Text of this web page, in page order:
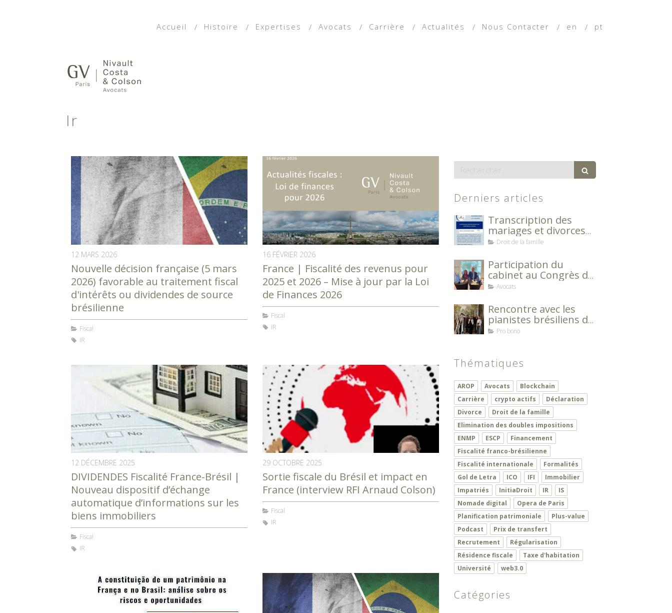
Accueil Histoire Expertises Avocats Carrière Actualités Nous Contacter en pt
Ir
12 MARS 2026
Nouvelle décision française (5 mars
2026) favorable au traitement fiscal
d'intérêts ou dividendes de source
brésilienne
Fiscal
IR
16 FÉVRIER 2026
France | Fiscalité des revenus pour
2025 et 2026 – Mise à jour par la Loi
de Finances 2026
Fiscal
IR
12 DÉCEMBRE 2025
DIVIDENDES Fiscalité France-Brésil |
Nouveau dispositif d’échange
automatique d’informations sur les
biens immobiliers
Fiscal
IR
29 OCTOBRE 2025
Sortie fiscale du Brésil et impact en
France (interview RFI Arnaud Colson)
Fiscal
IR
Derniers articles
Transcription des
mariages et divorces
entre le Brésil et la
Droit de la famille
Participation du
cabinet au Congrès de
l'Association des
Avocats
Rencontre avec les
pianistes brésiliens de
l’Ecole Normale de
Pro bono
Thématiques
AROP Avocats
Blockchain
Carrière
crypto actifs
Déclaration
Divorce
Droit de la famille
Elimination des doubles impositions
ENMP
ESCP
Financement
Fiscalité franco-brésilienne
Fiscalité internationale
Formalités
Gol de Letra
ICO IFI
Immobilier
Impatriés
InitiaDroit IR
IS
Nomade digital
Opera de Paris
Planification patrimoniale
Plus-value
Podcast
Prix de transfert
Recrutement
Régularisation
Résidence fiscale
Taxe d'habitation
Université
web3.0
Catégories